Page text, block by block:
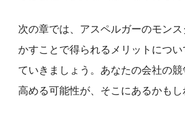
次の章では、アスペルガーのモン
かすことで得られるメリットにつ
ていきましょう。あなたの会社の競
高める可能性が、そこにあるかもし